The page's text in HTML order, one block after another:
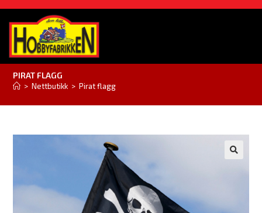
PIRAT FLAGG
> Nettbutikk > Pirat flagg